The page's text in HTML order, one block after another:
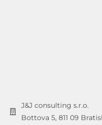
J&J consulting s.r.o.
Bottova 5, 811 09